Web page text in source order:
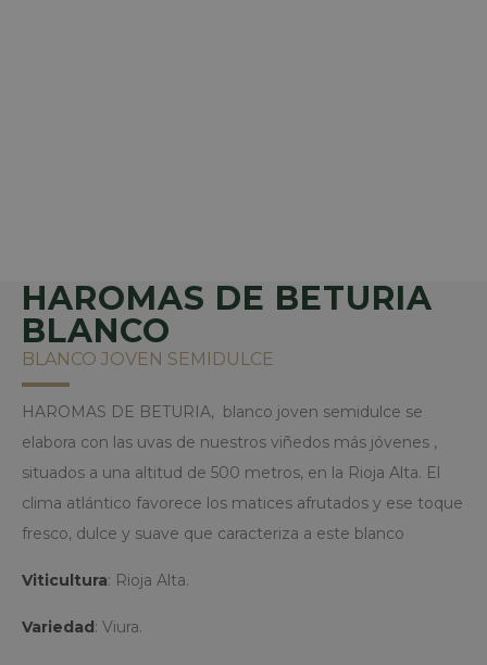
HAROMAS DE BETURIA
BLANCO
BLANCO JOVEN SEMIDULCE
HAROMAS DE BETURIA, blanco joven semidulce se
elabora con las uvas de nuestros viñedos más jóvenes ,
situados a una altitud de 500 metros, en la Rioja Alta. El
clima atlántico favorece los matices afrutados y ese toque
fresco, dulce y suave que caracteriza a este blanco
Viticultura: Rioja Alta.
Variedad: Viura.
necesarias.
Nombre
woocommerce_cart_hash
CookieScriptConsent
CookieScript